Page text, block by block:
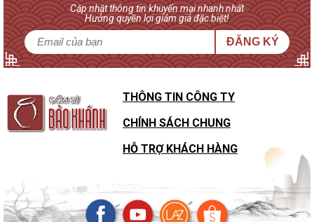
Cập nhật thông tin khuyến mại nhanh nhất
Hưởng quyền lợi giảm giá đặc biệt!
ĐĂNG KÝ
THÔNG TIN CÔNG TY
CHÍNH SÁCH CHUNG
HỖ TRỢ KHÁCH HÀNG